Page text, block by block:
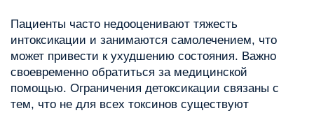
Пациенты часто недооценивают тяжесть
интоксикации и занимаются самолечением, что
может привести к ухудшению состояния. Важно
своевременно обратиться за медицинской
помощью. Ограничения детоксикации связаны с
тем, что не для всех токсинов существуют